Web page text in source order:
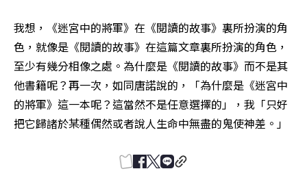
我想，《迷宮中的將軍》在《閱讀的故事》裏所扮演的角
色，就像是《閱讀的故事》在這篇文章裏所扮演的角色，
至少有幾分相像之處。為什麼是《閱讀的故事》而不是其
他書籍呢？再一次，如同唐諾說的，「為什麼是《迷宮中
的將軍》這一本呢？這當然不是任意選擇的」，我「只好
把它歸諸於某種偶然或者說人生命中無盡的鬼使神差。」